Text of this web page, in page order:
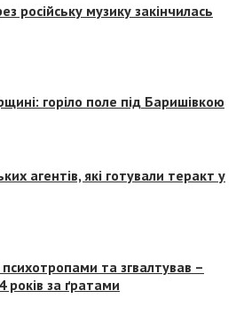
російську музику закінчилась
горіло поле під Баришівкою
агентів, які готували теракт у
та згвалтував –
років за ґратами